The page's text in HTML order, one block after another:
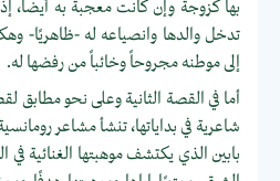
بها كزوجة وإن كانت معجبة به أيضا،
تدخل والدها وانصياعه له -ظاهريًا-
إلى موطنه مجروحاً وخائباً من رفضها له.
أما في القصة الثانية وعلى نحو مطابق
شاعرية في بداياتها، تنشأ مشاعر
بابين الذي يكتشف موهبتها الغنائية